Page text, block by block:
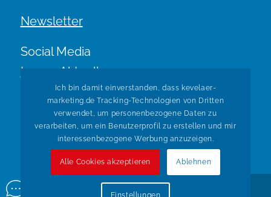
Newsletter
Social Media
Immer Aktuell.
© Copyright Kevelaer Marketing. Realisiert durch
Ich bin damit einverstanden, dass kevelaer-
marketing.de Tracking-Technologien von Dritten
verwendet, um personenbezogene Daten zu
verarbeiten, um ein Benutzerprofil zu erstellen und mir
interessenbezogene Werbung anzuzeigen.
Alle Cookies akzeptieren Ablehnen
Einstellungen